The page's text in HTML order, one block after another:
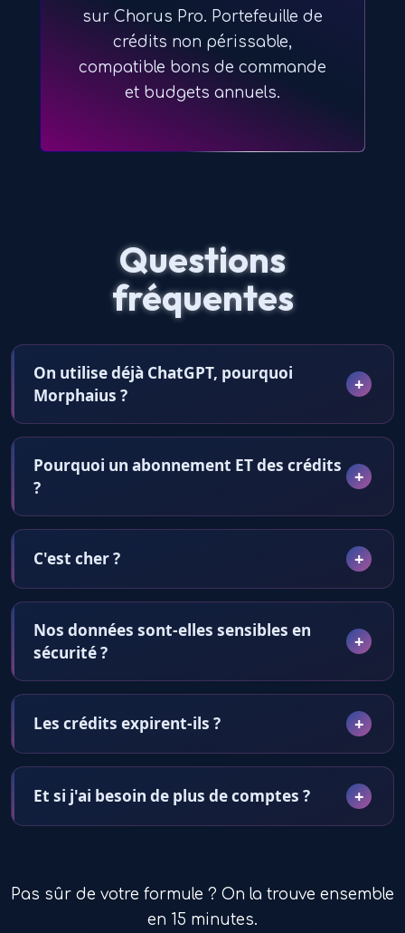
sur Chorus Pro. Portefeuille de
crédits non périssable,
compatible bons de commande
et budgets annuels.
Questions
fréquentes
On utilise déjà ChatGPT, pourquoi
Morphaius ?
Pourquoi un abonnement ET des crédits
?
C'est cher ?
Nos données sont-elles sensibles en
sécurité ?
Les crédits expirent-ils ?
Et si j'ai besoin de plus de comptes ?
Pas sûr de votre formule ? On la trouve ensemble
en 15 minutes.